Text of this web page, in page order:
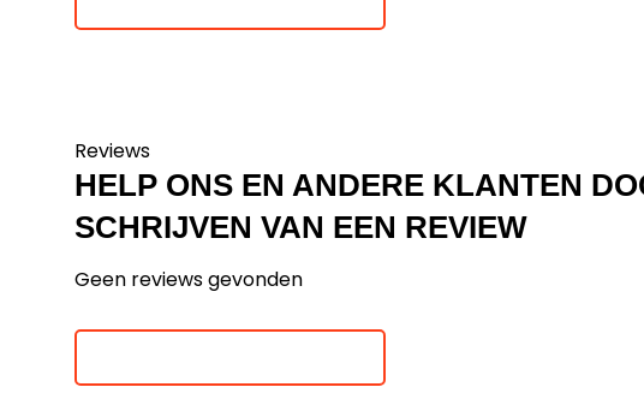
Reviews
HELP ONS EN ANDERE KLANTEN
SCHRIJVEN VAN EEN REVIEW
Geen reviews gevonden